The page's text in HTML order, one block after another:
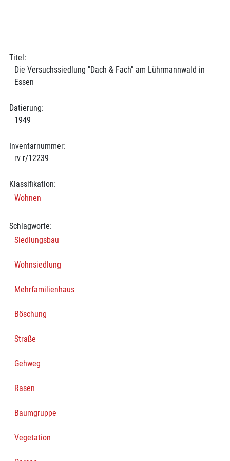
Titel:
Die Versuchssiedlung "Dach & Fach" am Lührmannwald in
Essen
Datierung:
1949
Inventarnummer:
rv r/12239
Klassifikation:
Wohnen
Schlagworte:
Siedlungsbau
Wohnsiedlung
Mehrfamilienhaus
Böschung
Straße
Gehweg
Rasen
Baumgruppe
Vegetation